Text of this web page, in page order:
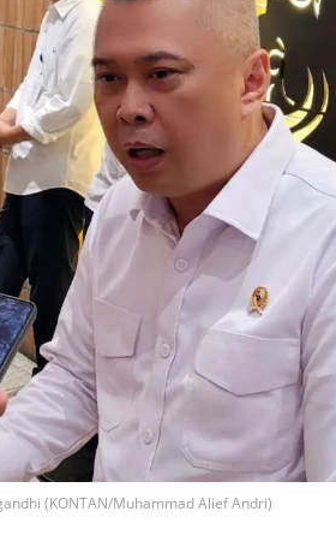
(KONTAN/Muhammad Alief Andri)